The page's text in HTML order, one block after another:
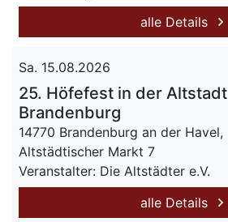
alle Details
Sa. 15.08.2026
25. Höfefest in der Altstadt
Brandenburg
14770 Brandenburg an der Havel,
Altstädtischer Markt 7
Veranstalter: Die Altstädter e.V.
alle Details